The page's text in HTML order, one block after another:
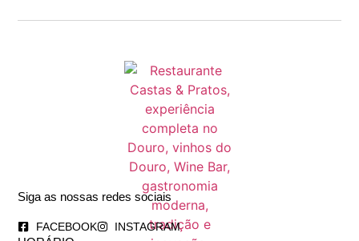
Siga as nossas redes sociais
FACEBOOK INSTAGRAM